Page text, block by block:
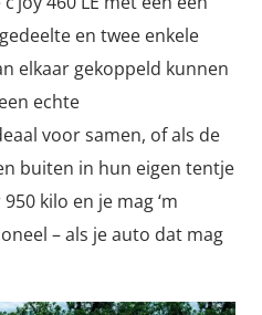
en twee enkele
elkaar gekoppeld kunnen
echte
voor samen, of als de
buiten in hun eigen tentje
kilo en je mag ‘m
– als je auto dat mag